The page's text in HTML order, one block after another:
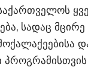
სადაც